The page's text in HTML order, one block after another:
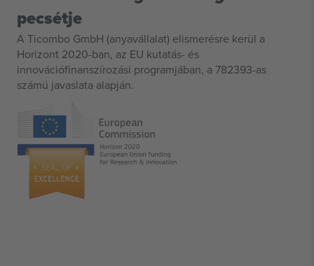
pecsétje
A Ticombo GmbH (anyavállalat) elismerésre kerül a
Horizont 2020-ban, az EU kutatás- és
innovációfinanszírozási programjában, a 782393-as
számú javaslata alapján.